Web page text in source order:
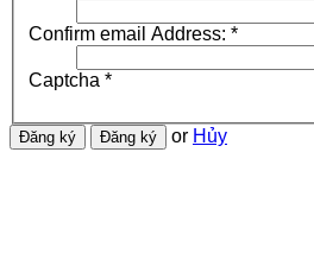
Confirm email Address: *
Captcha *
or Hủy